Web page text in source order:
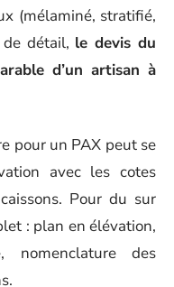
(mélaminé, stratifié,
détail, le devis du
d’un artisan à
pour un PAX peut se
avec les cotes
Pour du sur
: plan en élévation,
nomenclature des